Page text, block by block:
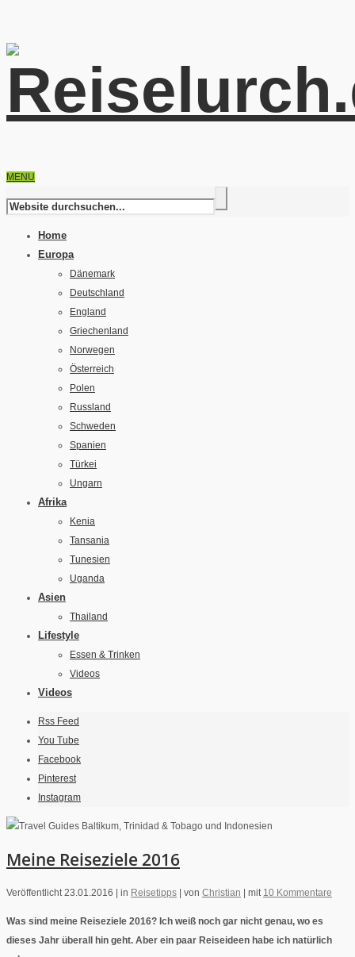
MENU
Home
Europa
Dänemark
Deutschland
England
Griechenland
Norwegen
Österreich
Polen
Russland
Schweden
Spanien
Türkei
Ungarn
Afrika
Kenia
Tansania
Tunesien
Uganda
Asien
Thailand
Lifestyle
Essen & Trinken
Videos
Videos
Rss Feed
You Tube
Facebook
Pinterest
Instagram
Meine Reiseziele 2016
Veröffentlicht 23.01.2016 | in Reisetipps von Christian mit 10 Kommentare
Was sind meine Reiseziele 2016? Ich weiß noch gar nicht genau, wo es
dieses Jahr überall hin geht. Aber ein paar Reiseideen habe ich natürlich